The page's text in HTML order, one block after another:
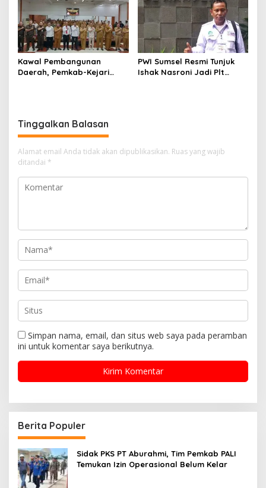
Kawal Pembangunan
Daerah, Pemkab-Kejari
PWI Sumsel Resmi Tunjuk
Ishak Nasroni Jadi Plt
Tinggalkan Balasan
Alamat email Anda tidak akan dipublikasikan. Ruas yang wajib
ditandai *
Simpan nama, email, dan situs web saya pada peramban
ini untuk komentar saya berikutnya.
Berita Populer
Sidak PKS PT Aburahmi, Tim Pemkab PALI
Temukan Izin Operasional Belum Kelar